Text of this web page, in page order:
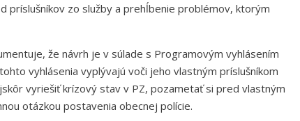
príslušníkov zo služby a prehĺbenie problémov, ktorým
že návrh je v súlade s Programovým vyhlásením
vyhlásenia vyplývajú voči jeho vlastným príslušníkom
vyriešiť krízový stav v PZ, pozametať si pred vlastným
otázkou postavenia obecnej polície.